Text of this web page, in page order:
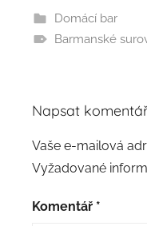
Domácí bar
Barmanské
Napsat
Vaše e-mailová
Vyžadované
Komentář *